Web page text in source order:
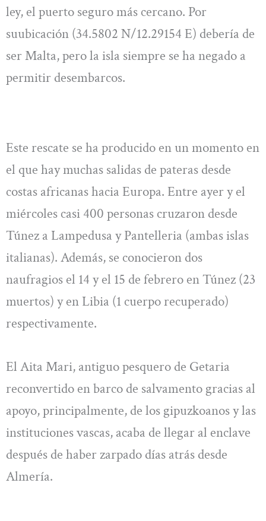
ley, el puerto seguro más cercano. Por
suubicación (34.5802 N/12.29154 E) debería de
ser Malta, pero la isla siempre se ha negado a
permitir desembarcos.
Este rescate se ha producido en un momento en
el que hay muchas salidas de pateras desde
costas africanas hacia Europa. Entre ayer y el
miércoles casi 400 personas cruzaron desde
Túnez a Lampedusa y Pantelleria (ambas islas
italianas). Además, se conocieron dos
naufragios el 14 y el 15 de febrero en Túnez (23
muertos) y en Libia (1 cuerpo recuperado)
respectivamente.
El Aita Mari, antiguo pesquero de Getaria
reconvertido en barco de salvamento gracias al
apoyo, principalmente, de los gipuzkoanos y las
instituciones vascas, acaba de llegar al enclave
después de haber zarpado días atrás desde
Almería.